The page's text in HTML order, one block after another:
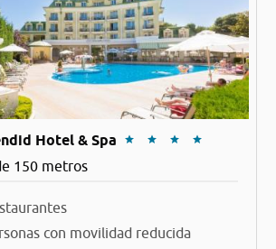
Hotel & Spa
150 metros
con movilidad reducida